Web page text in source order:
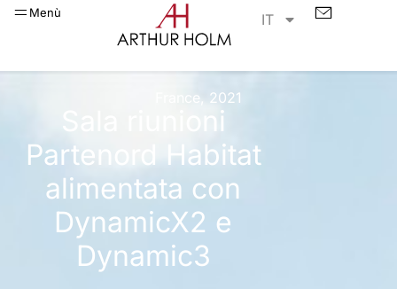
Menù IT
France, 2021
Sala riunioni
Partenord Habitat
alimentata con
DynamicX2 e
Dynamic3